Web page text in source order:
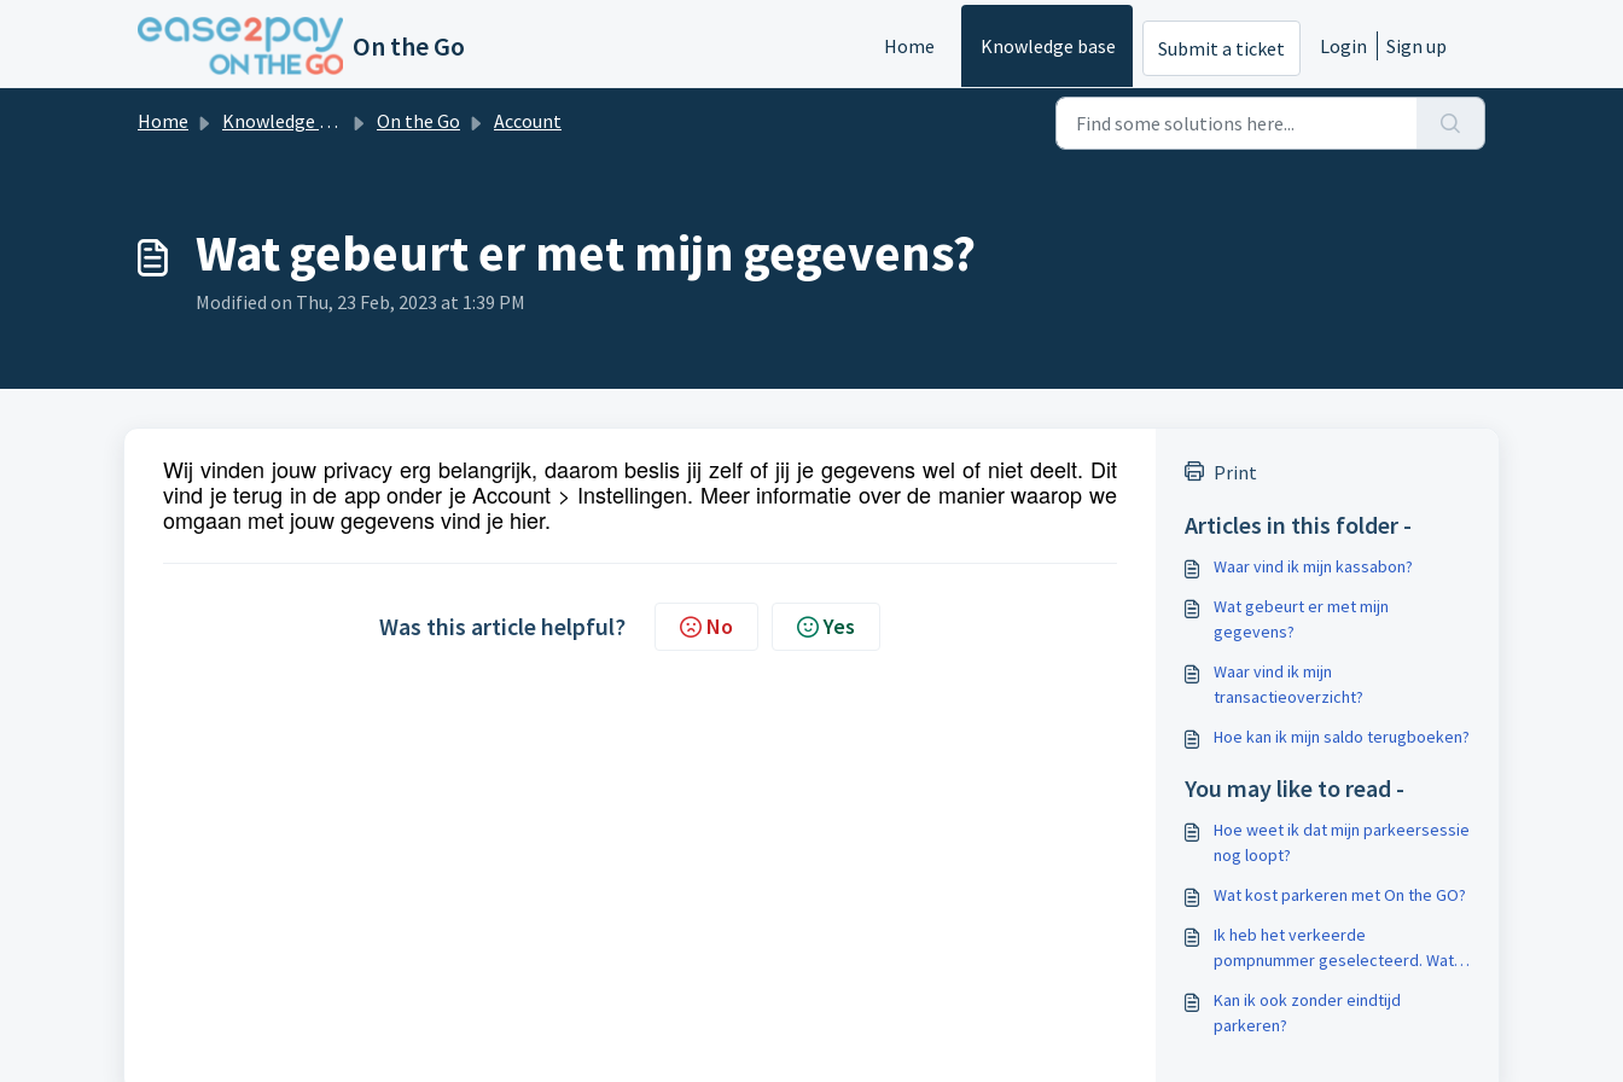
Skip to main content
On the Go Home Knowledge base Submit a ticket Login Sign up
Home Knowledge base On the Go Account
Wat gebeurt er met mijn gegevens?
Modified on Thu, 23 Feb, 2023 at 1:39 PM
Wij vinden jouw privacy erg belangrijk, daarom beslis jij zelf of jij je gegevens wel of niet deelt. Dit
vind je terug in de app onder je Account > Instellingen. Meer informatie over de manier waarop we
omgaan met jouw gegevens vind je hier.
Was this article helpful? No Yes
Print
Articles in this folder -
Waar vind ik mijn kassabon?
Wat gebeurt er met mijn
gegevens?
Waar vind ik mijn
transactieoverzicht?
Hoe kan ik mijn saldo terugboeken?
You may like to read -
Hoe weet ik dat mijn parkeersessie
nog loopt?
Wat kost parkeren met On the GO?
Ik heb het verkeerde
pompnummer geselecteerd. Wat
Kan ik ook zonder eindtijd
parkeren?